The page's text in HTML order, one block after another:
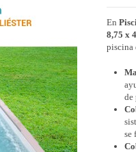
En
8,75 x
piscina
de
se